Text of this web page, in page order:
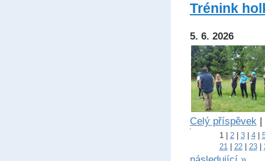
Trénink
5. 6. 2026
Celý příspěvek |
1 2 3 4
21
22 23